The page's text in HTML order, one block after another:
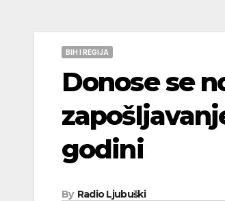
BIH I REGIJA
Donose se
godini
By Radio Ljubuški